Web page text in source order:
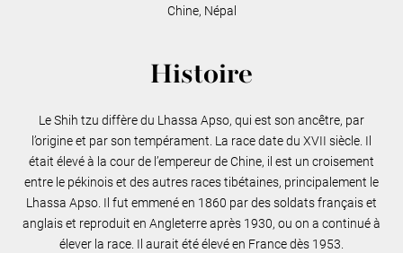
Chine, Népal
Histoire
Le Shih tzu diffère du Lhassa Apso, qui est son ancêtre, par
l’origine et par son tempérament. La race date du XVII siècle. Il
était élevé à la cour de l’empereur de Chine, il est un croisement
entre le pékinois et des autres races tibétaines, principalement le
Lhassa Apso. Il fut emmené en 1860 par des soldats français et
anglais et reproduit en Angleterre après 1930, ou on a continué à
élever la race. Il aurait été élevé en France dès 1953.